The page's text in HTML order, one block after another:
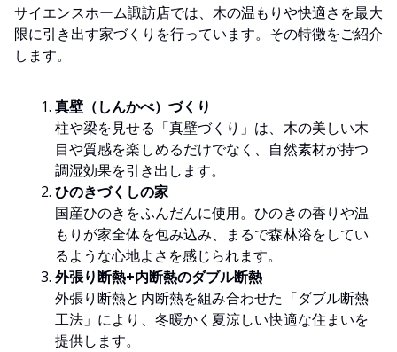
サイエンスホーム諏訪店では、木の温もりや快適さを最大
限に引き出す家づくりを行っています。その特徴をご紹介
します。
真壁（しんかべ）づくり
柱や梁を見せる「真壁づくり」は、木の美しい木
目や質感を楽しめるだけでなく、自然素材が持つ
調湿効果を引き出します。
ひのきづくしの家
国産ひのきをふんだんに使用。ひのきの香りや温
もりが家全体を包み込み、まるで森林浴をしてい
るような心地よさを感じられます。
外張り断熱+内断熱のダブル断熱
外張り断熱と内断熱を組み合わせた「ダブル断熱
工法」により、冬暖かく夏涼しい快適な住まいを
提供します。